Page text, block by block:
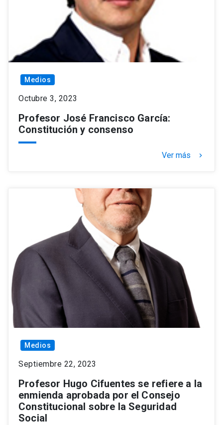
Medios
Octubre 3, 2023
Profesor José Francisco García:
Constitución y consenso
Ver más keyboard_arrow_right
Medios
Septiembre 22, 2023
Profesor Hugo Cifuentes se refiere a la
enmienda aprobada por el Consejo
Constitucional sobre la Seguridad
Social